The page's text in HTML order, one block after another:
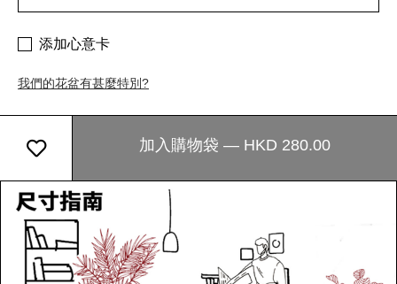
添加心意卡
我們的花盆有甚麼特別?
加入購物袋 — HKD 280.00